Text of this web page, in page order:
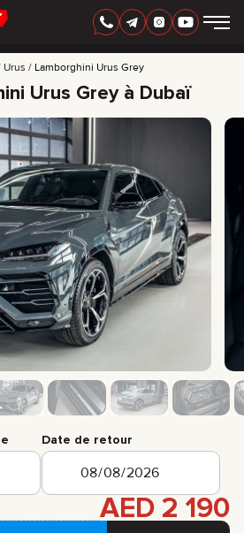
FRANÇAIS AED
88 88
88 88
Urus Lamborghini Urus Grey
Urus Grey à Dubaï
Date de retour
AED 2 190